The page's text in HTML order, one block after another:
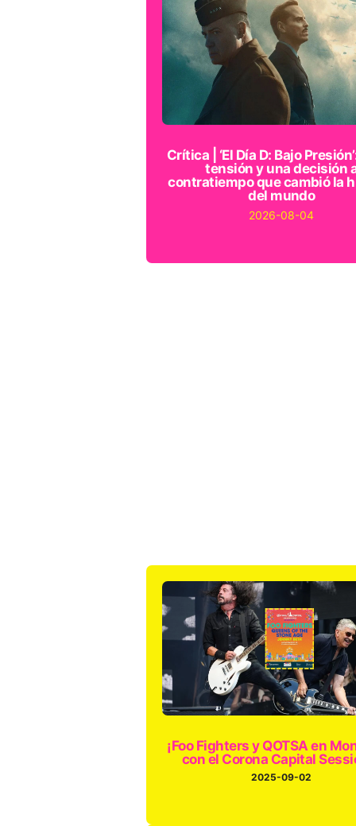
Crítica | ‘El Día D: Bajo
tensión y una decisión
contratiempo que cambió la
del mundo
2026-08-04
¡Foo Fighters y QOTSA en
con el Corona Capital
2025-09-02